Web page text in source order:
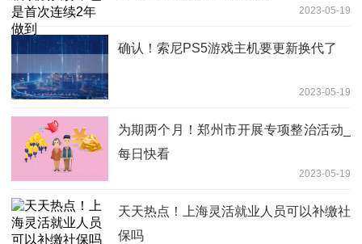
2023-05-19
确认！索尼PS5游戏主机要更新换代了
2023-05-19
为期两个月！郑州市开展专项整治活动_
每日快看
2023-05-19
天天热点！上海灵活就业人员可以补缴社
保吗